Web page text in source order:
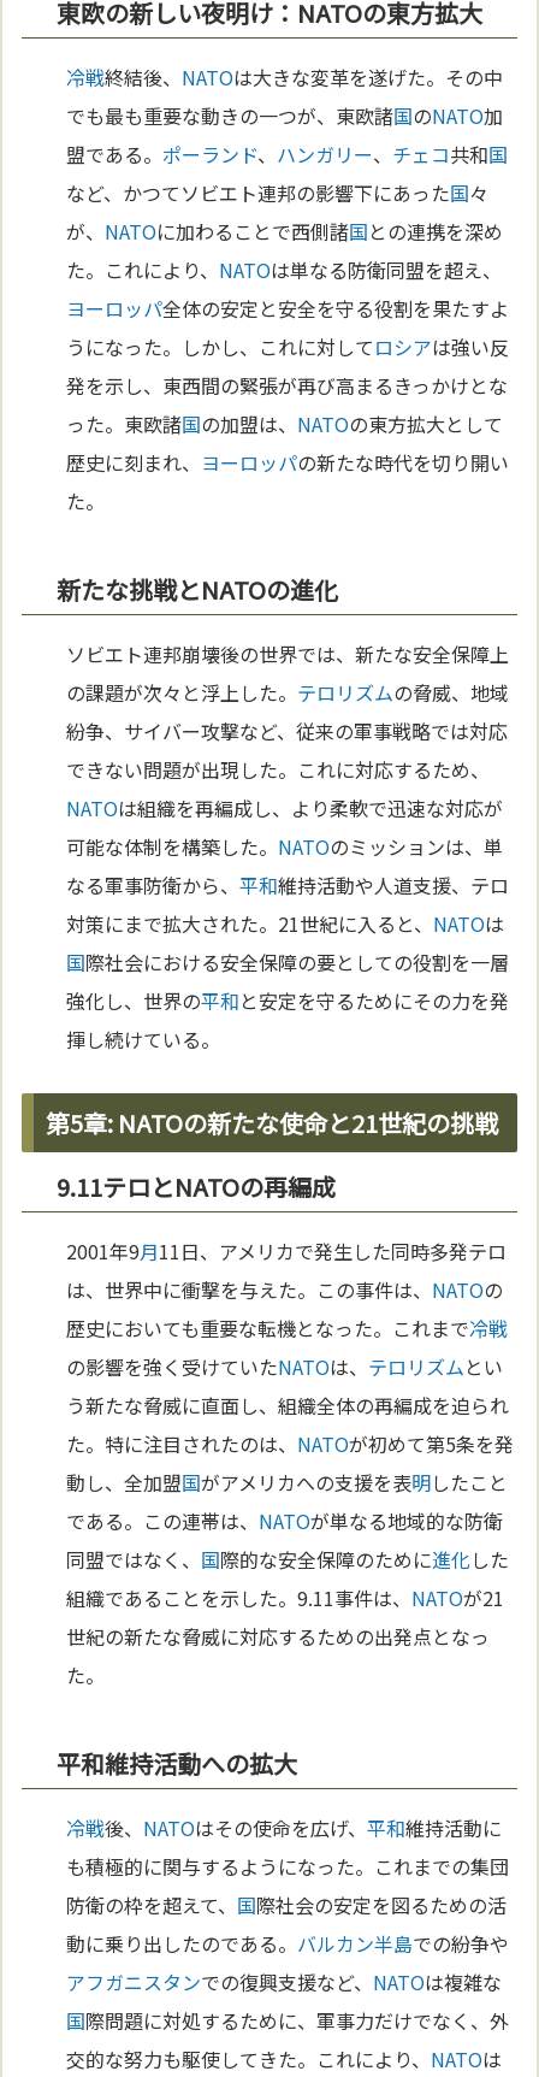
東欧の新しい夜明け：NATOの東方拡大
冷戦終結後、 NATOは大きな変革を遂げた。その中
でも最も重要な動きの一つが、東欧諸国のNATO加
盟である。 ポーランド、 ハンガリー、 チェコ共和国
など、かつてソビエト連邦の影響下にあった国々
が、 NATOに加わることで西側諸国との連携を深め
た。これにより、 NATOは単なる防衛同盟を超え、
ヨーロッパ全体の安定と安全を守る役割を果たすよ
うになった。しかし、これに対してロシアは強い反
発を示し、東西間の緊張が再び高まるきっかけとな
った。東欧諸国の加盟は、 NATOの東方拡大として
歴史に刻まれ、 ヨーロッパの新たな時代を切り開い
た。
新たな挑戦とNATOの進化
ソビエト連邦崩壊後の世界では、新たな安全保障上
の課題が次々と浮上した。 テロリズムの脅威、地域
紛争、サイバー攻撃など、従来の軍事戦略では対応
できない問題が出現した。これに対応するため、
NATOは組織を再編成し、より柔軟で迅速な対応が
可能な体制を構築した。 NATOのミッションは、単
なる軍事防衛から、平和維持活動や人道支援、テロ
対策にまで拡大された。21世紀に入ると、 NATOは
国際社会における安全保障の要としての役割を一層
強化し、世界の平和と安定を守るためにその力を発
揮し続けている。
第5章: NATOの新たな使命と21世紀の挑戦
9.11テロとNATOの再編成
2001年9月11日、アメリカで発生した同時多発テロ
は、世界中に衝撃を与えた。この事件は、 NATOの
歴史においても重要な転機となった。これまで冷戦
の影響を強く受けていたNATOは、 テロリズムとい
う新たな脅威に直面し、組織全体の再編成を迫られ
た。特に注目されたのは、 NATOが初めて第5条を発
動し、全加盟国がアメリカへの支援を表明したこと
である。この連帯は、 NATOが単なる地域的な防衛
同盟ではなく、 国際的な安全保障のために進化した
組織であることを示した。9.11事件は、 NATOが21
世紀の新たな脅威に対応するための出発点となっ
た。
平和維持活動への拡大
冷戦後、 NATOはその使命を広げ、平和維持活動に
も積極的に関与するようになった。これまでの集団
防衛の枠を超えて、 国際社会の安定を図るための活
動に乗り出したのである。 バルカン半島での紛争や
アフガニスタンでの復興支援など、 NATOは複雑な
国際問題に対処するために、軍事力だけでなく、外
交的な努力も駆使してきた。これにより、 NATOは